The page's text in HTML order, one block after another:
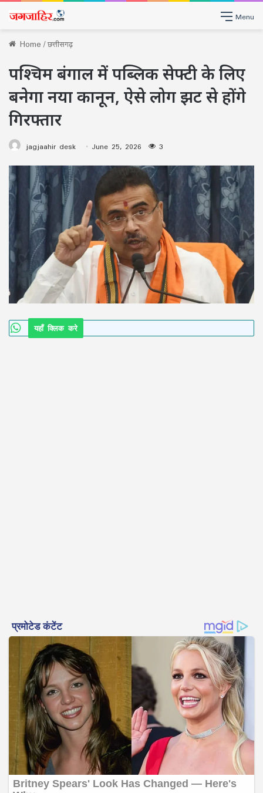
Menu
Home/छत्तीसगढ़
पश्चिम बंगाल में पब्लिक सेफ्टी के लिए
बनेगा नया कानून, ऐसे लोग झट से होंगे
गिरफ्तार
jagjaahir desk June 25, 2026 3
यहाँ क्लिक करे